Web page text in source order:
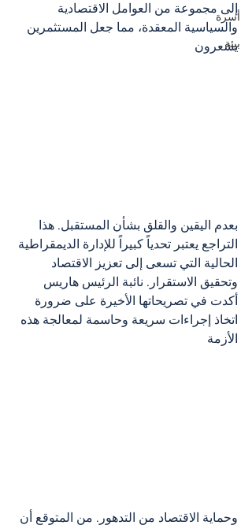
أسرة
بيئة
إلى مجموعة من العوامل الاقتصادية
والسياسية المعقدة، مما جعل المستثمرين
يشعرون
بعدم اليقين والقلق بشأن المستقبل. هذا
التراجع يعتبر تحدياً كبيراً للإدارة الديمقراطية
الحالية التي تسعى إلى تعزيز الاقتصاد
وتحقيق الاستقرار. نائبة الرئيس هاريس
أكدت في تصريحاتها الأخيرة على ضرورة
اتخاذ إجراءات سريعة وحاسمة لمعالجة هذه
الأزمة
وحماية الاقتصاد من التدهور. من المتوقع أن